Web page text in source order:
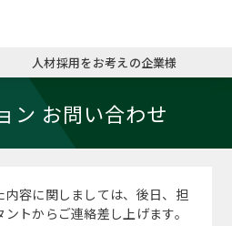
ミッシ
コンサ
お申し
キャリ
キャリ
MBAの
MBA留
日本か
英文レ
パワー
人材採用をお考えの企業様
ン お問い合わせ
内容に関しましては、後日、担
トからご連絡差し上げます。